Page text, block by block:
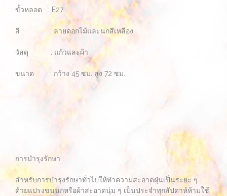
ขั้วหลอด : E27
สี : ลายดอกไม้และนกสีเหลือง
วัสดุ : แก้วและผ้า
ขนาด : กว้าง 45 ซม. สูง 72 ซม.
การบำรุงรักษา :
สำหรับการบำรุงรักษาทั่วไปให้ทำความสะอาดฝุ่นเป็นระยะ ๆ
ด้วยแปรงขนนกหรือผ้าสะอาดนุ่ม ๆ เป็นประจำทุกสัปดาห์ห้ามใช้